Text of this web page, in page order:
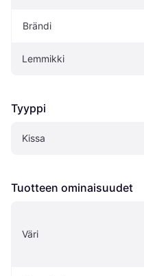
Brändi
Lemmikki
Tyyppi
Kissa
Tuotteen ominaisuudet
Väri